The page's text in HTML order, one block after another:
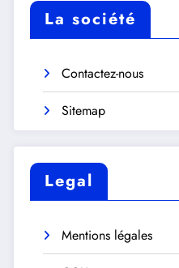
La société
Contactez-nous
Sitemap
Legal
Mentions légales